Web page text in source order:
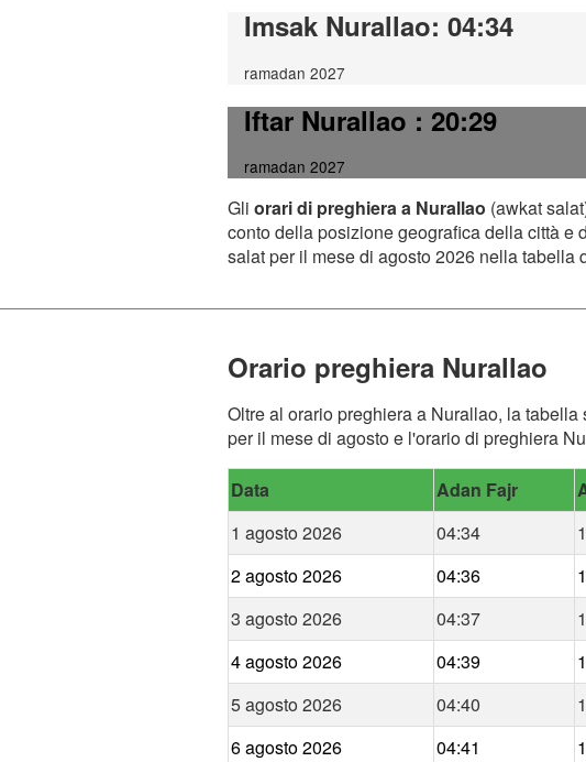
Imsak Nurallao: 04:34
ramadan 2027
Iftar Nurallao: 20:29
ramadan 2027
Gli orari di preghiera a Nurallao (awkat
conto della posizione geografica della città
salat per il mese di agosto 2026 nella tabella
Orario preghiera Nurallao
Oltre al orario preghiera a Nurallao, la
per il mese di agosto e l'orario di preghiera
Data Adan Fajr
1 agosto 2026
04:34
2 agosto 2026
04:36
3 agosto 2026
04:37
4 agosto 2026
04:39
5 agosto 2026
04:40
6 agosto 2026
04:41